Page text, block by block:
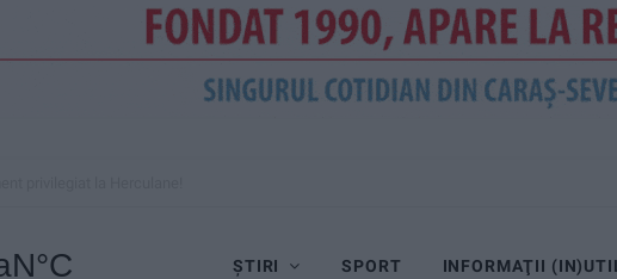
ȘTIRI SPORT INFORMAŢII